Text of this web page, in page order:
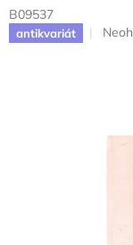
B09537
antikvariát
5